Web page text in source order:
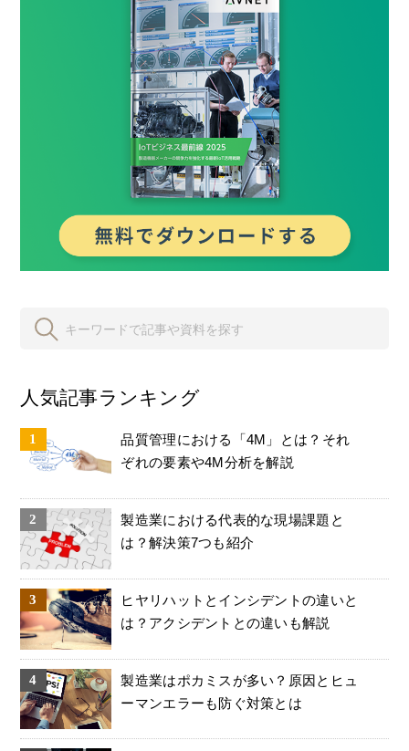
人気記事ランキング
品質管理における「4M」とは？それ
ぞれの要素や4M分析を解説
製造業における代表的な現場課題と
は？解決策7つも紹介
ヒヤリハットとインシデントの違いと
は？アクシデントとの違いも解説
製造業はポカミスが多い？原因とヒュ
ーマンエラーも防ぐ対策とは